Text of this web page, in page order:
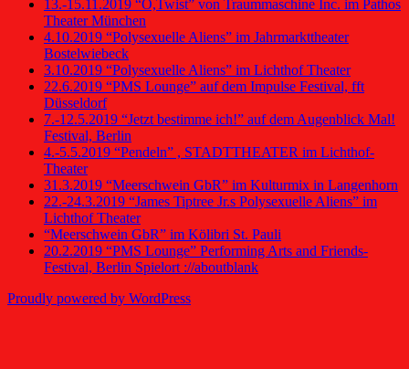
13.-15.11.2019 “O,Twist” von Traummaschine Inc. im Pathos
Theater München
4.10.2019 “Polysexuelle Aliens” im Jahrmarkttheater
Bostelwiebeck
3.10.2019 “Polysexuelle Aliens” im Lichthof Theater
22.6.2019 “PMS Lounge” auf dem Impulse Festival, fft
Düsseldorf
7.-12.5.2019 “Jetzt bestimme ich!” auf dem Augenblick Mal!
Festival, Berlin
4.-5.5.2019 “Pendeln” , STADTTHEATER im Lichthof-
Theater
31.3.2019 “Meerschwein GbR” im Kulturmix in Langenhorn
22.-24.3.2019 “James Tiptree Jr.s Polysexuelle Aliens” im
Lichthof Theater
“Meerschwein GbR” im Kölibri St. Pauli
20.2.2019 “PMS Lounge” Performing Arts and Friends-
Festival, Berlin Spielort ://aboutblank
Proudly powered by WordPress